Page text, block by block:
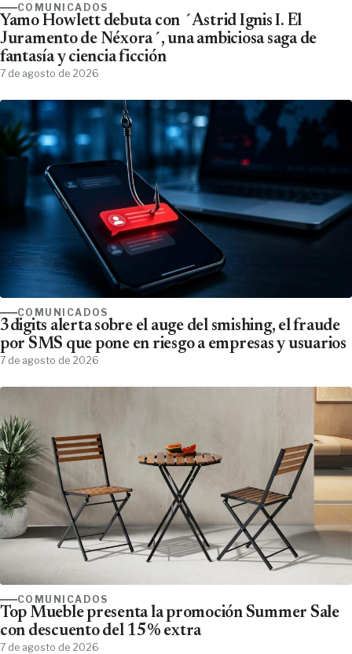
COMUNICADOS
Yamo Howlett debuta con ´Astrid Ignis I. El
Juramento de Néxora´, una ambiciosa saga de
fantasía y ciencia ficción
7 de agosto de 2026
COMUNICADOS
3digits alerta sobre el auge del smishing, el fraude
por SMS que pone en riesgo a empresas y usuarios
7 de agosto de 2026
COMUNICADOS
Top Mueble presenta la promoción Summer Sale
con descuento del 15% extra
7 de agosto de 2026